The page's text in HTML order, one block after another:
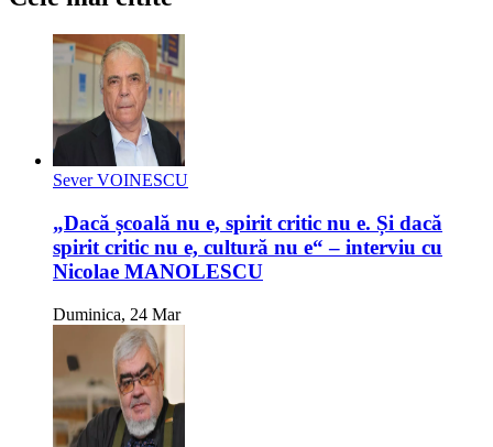
Sever VOINESCU
„Dacă școală nu e, spirit critic nu e. Și dacă
spirit critic nu e, cultură nu e“ – interviu cu
Nicolae MANOLESCU
Duminica, 24 Mar